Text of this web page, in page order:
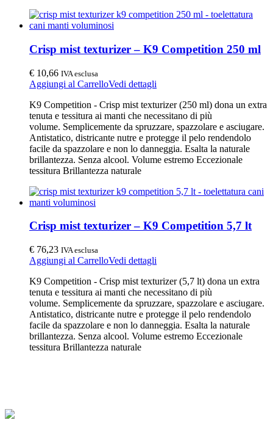
Crisp mist texturizer – K9 Competition 250 ml
€ 10,66 IVA esclusa
Aggiungi al CarrelloVedi dettagli
K9 Competition - Crisp mist texturizer (250 ml) dona un extra
tenuta e tessitura ai manti che necessitano di più
volume. Semplicemente da spruzzare, spazzolare e asciugare.
Antistatico, districante nutre e protegge il pelo rendendolo
facile da spazzolare e non lo danneggia. Esalta la naturale
brillantezza. Senza alcool. Volume estremo Eccezionale
tessitura Brillantezza naturale
Crisp mist texturizer – K9 Competition 5,7 lt
€ 76,23 IVA esclusa
Aggiungi al CarrelloVedi dettagli
K9 Competition - Crisp mist texturizer (5,7 lt) dona un extra
tenuta e tessitura ai manti che necessitano di più
volume. Semplicemente da spruzzare, spazzolare e asciugare.
Antistatico, districante nutre e protegge il pelo rendendolo
facile da spazzolare e non lo danneggia. Esalta la naturale
brillantezza. Senza alcool. Volume estremo Eccezionale
tessitura Brillantezza naturale